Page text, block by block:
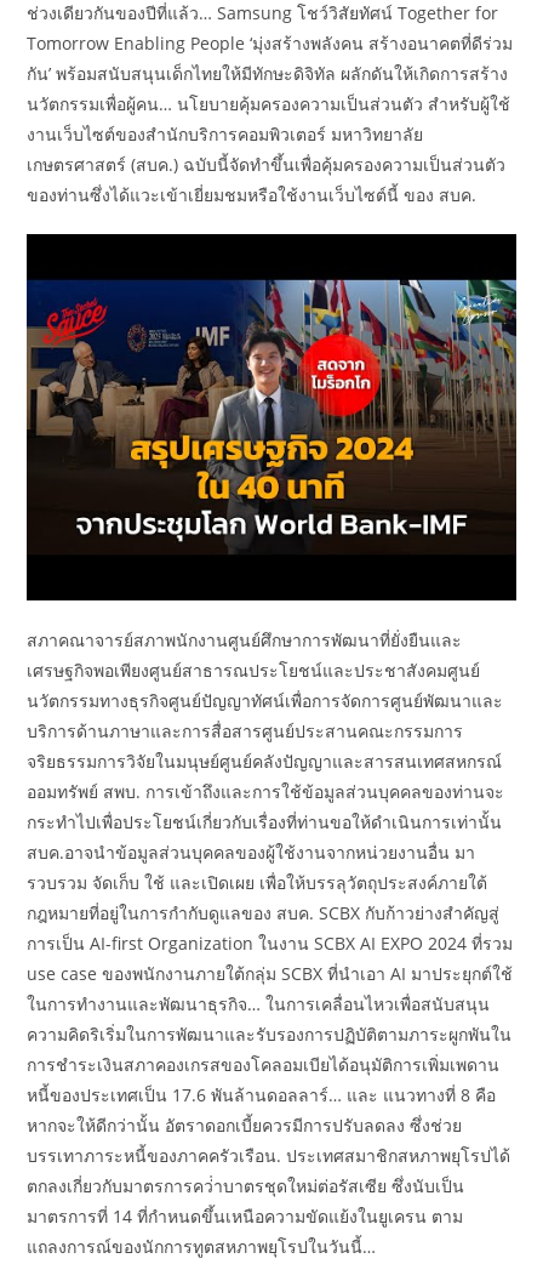
ช่วงเดียวกันของปีที่แล้ว… Samsung โชว์วิสัยทัศน์ Together for
Tomorrow Enabling People ‘มุ่งสร้างพลังคน สร้างอนาคตที่ดีร่วม
กัน’ พร้อมสนับสนุนเด็กไทยให้มีทักษะดิจิทัล ผลักดันให้เกิดการสร้าง
นวัตกรรมเพื่อผู้คน… นโยบายคุ้มครองความเป็นส่วนตัว สำหรับผู้ใช้
งานเว็บไซต์ของสำนักบริการคอมพิวเตอร์ มหาวิทยาลัย
เกษตรศาสตร์ (สบค.) ฉบับนี้จัดทำขึ้นเพื่อคุ้มครองความเป็นส่วนตัว
ของท่านซึ่งได้แวะเข้าเยี่ยมชมหรือใช้งานเว็บไซต์นี้ ของ สบค.
สภาคณาจารย์สภาพนักงานศูนย์ศึกษาการพัฒนาที่ยั่งยืนและ
เศรษฐกิจพอเพียงศูนย์สาธารณประโยชน์และประชาสังคมศูนย์
นวัตกรรมทางธุรกิจศูนย์ปัญญาทัศน์เพื่อการจัดการศูนย์พัฒนาและ
บริการด้านภาษาและการสื่อสารศูนย์ประสานคณะกรรมการ
จริยธรรมการวิจัยในมนุษย์ศูนย์คลังปัญญาและสารสนเทศสหกรณ์
ออมทรัพย์ สพบ. การเข้าถึงและการใช้ข้อมูลส่วนบุคคลของท่านจะ
กระทำไปเพื่อประโยชน์เกี่ยวกับเรื่องที่ท่านขอให้ดำเนินการเท่านั้น
สบค.อาจนำข้อมูลส่วนบุคคลของผู้ใช้งานจากหน่วยงานอื่น มา
รวบรวม จัดเก็บ ใช้ และเปิดเผย เพื่อให้บรรลุวัตถุประสงค์ภายใต้
กฎหมายที่อยู่ในการกำกับดูแลของ สบค. SCBX กับก้าวย่างสำคัญสู่
การเป็น AI-first Organization ในงาน SCBX AI EXPO 2024 ที่รวม
use case ของพนักงานภายใต้กลุ่ม SCBX ที่นำเอา AI มาประยุกต์ใช้
ในการทำงานและพัฒนาธุรกิจ… ในการเคลื่อนไหวเพื่อสนับสนุน
ความคิดริเริ่มในการพัฒนาและรับรองการปฏิบัติตามภาระผูกพันใน
การชําระเงินสภาคองเกรสของโคลอมเบียได้อนุมัติการเพิ่มเพดาน
หนี้ของประเทศเป็น 17.6 พันล้านดอลลาร์… และ แนวทางที่ 8 คือ
หากจะให้ดีกว่านั้น อัตราดอกเบี้ยควรมีการปรับลดลง ซึ่งช่วย
บรรเทาภาระหนี้ของภาคครัวเรือน. ประเทศสมาชิกสหภาพยุโรปได้
ตกลงเกี่ยวกับมาตรการคว่ําบาตรชุดใหม่ต่อรัสเซีย ซึ่งนับเป็น
มาตรการที่ 14 ที่กําหนดขึ้นเหนือความขัดแย้งในยูเครน ตาม
แถลงการณ์ของนักการทูตสหภาพยุโรปในวันนี้…